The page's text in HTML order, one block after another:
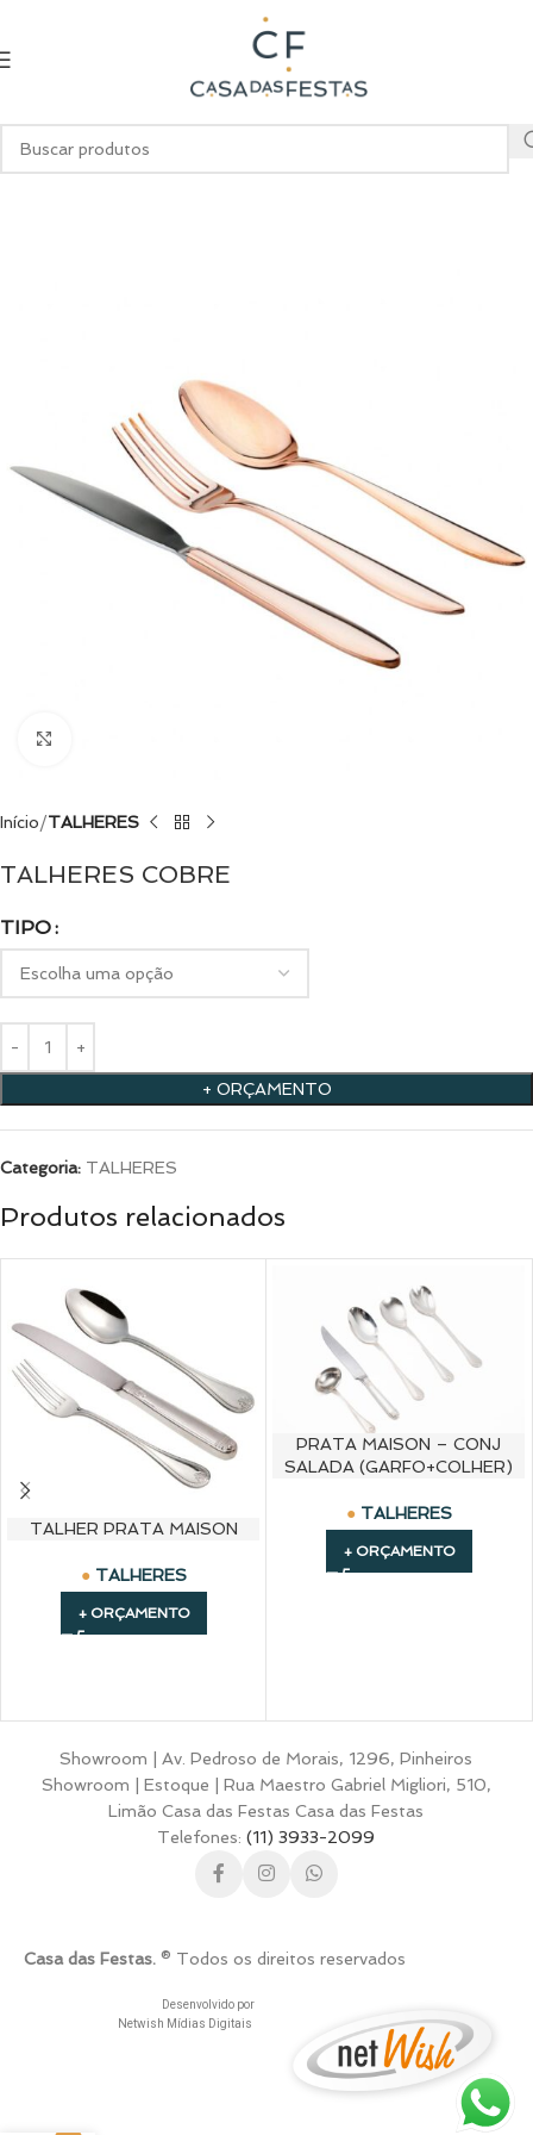
Início TALHERES
TALHERES COBRE
TIPO
+ ORÇAMENTO
Categoria: TALHERES
Produtos relacionados
TALHER PRATA MAISON
TALHERES
+ ORÇAMENTO
PRATA MAISON – CONJ
SALADA (GARFO+COLHER)
TALHERES
+ ORÇAMENTO
Showroom | Av. Pedroso de Morais, 1296, Pinheiros
Showroom | Estoque | Rua Maestro Gabriel Migliori, 510,
Limão Casa das Festas Casa das Festas
Telefones:(11) 3933-2099
Casa das Festas. ® Todos os direitos reservados
Desenvolvido por
Netwish Mídias Digitais